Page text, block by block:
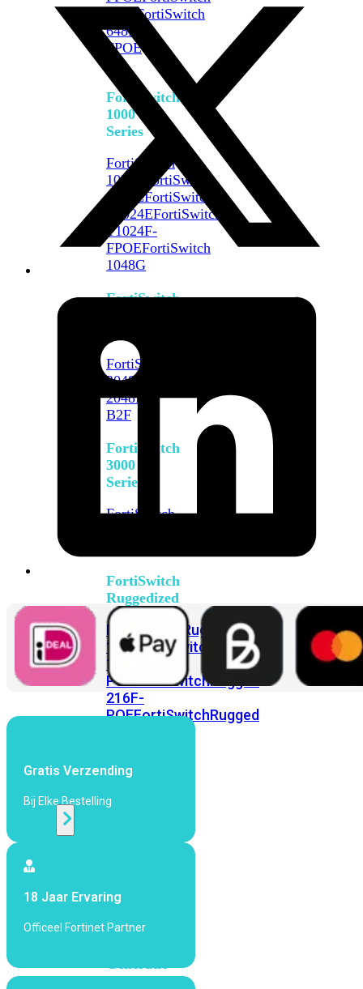
FortiSwitch
648F-
FPOE
FortiSwitch
1000
Series
FortiSwitch
1024E
FortiSwitch
1048EFortiSwitch
T1024EFortiSwitch
T1024F-
FPOEFortiSwitch
1048G
FortiSwitch
FortiSwitch
2048F
2048F-
B2F
FortiSwitch
3000
Series
FortiSwitch
FortiSwitch
Ruggedized
FortiSwitchRugged
108F FortiSwitchRugged
112F-
POEFortiSwitchRugged
216F-
POEFortiSwitchRugged
WiFi
bekijken
Wi-
Generatie
Gratis Verzending
Bij Elke Bestelling
18 Jaar Ervaring
Officeel Fortinet Partner